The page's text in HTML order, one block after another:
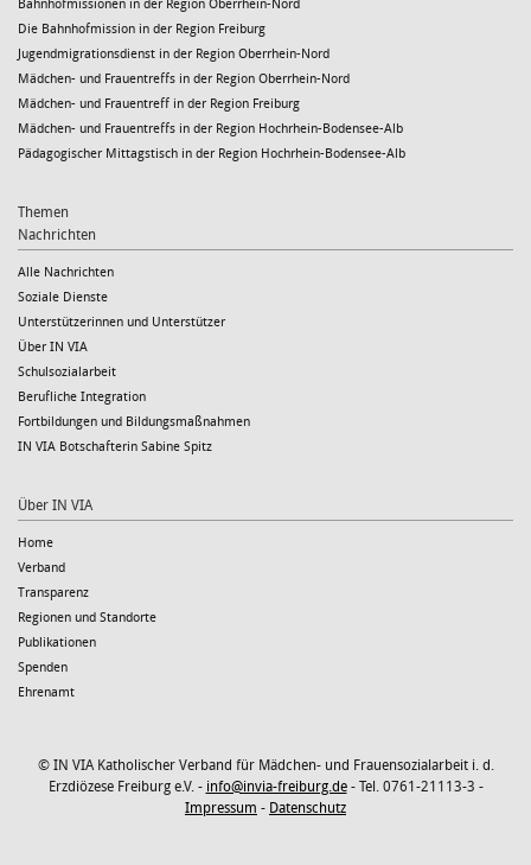
Bahnhofmissionen in der Region Oberrhein-Nord
Die Bahnhofmission in der Region Freiburg
Jugendmigrationsdienst in der Region Oberrhein-Nord
Mädchen- und Frauentreffs in der Region Oberrhein-Nord
Mädchen- und Frauentreff in der Region Freiburg
Mädchen- und Frauentreffs in der Region Hochrhein-Bodensee-Alb
Pädagogischer Mittagstisch in der Region Hochrhein-Bodensee-Alb
Themen
Nachrichten
Alle Nachrichten
Soziale Dienste
Unterstützerinnen und Unterstützer
Über IN VIA
Schulsozialarbeit
Berufliche Integration
Fortbildungen und Bildungsmaßnahmen
IN VIA Botschafterin Sabine Spitz
Über IN VIA
Home
Verband
Transparenz
Regionen und Standorte
Publikationen
Spenden
Ehrenamt
© IN VIA Katholischer Verband für Mädchen- und Frauensozialarbeit i. d.
Erzdiözese Freiburg e.V. - info@invia-freiburg.de- Tel. 0761-21113-3 -
Impressum - Datenschutz